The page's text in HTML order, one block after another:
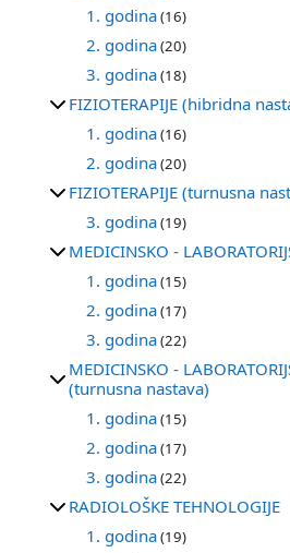
1. godina(16)
2. godina(20)
3. godina(18)
FIZIOTERAPIJE (hibridna
1. godina(16)
2. godina(20)
FIZIOTERAPIJE (turnusna
3. godina(19)
MEDICINSKO -
1. godina(15)
2. godina(17)
3. godina(22)
MEDICINSKO -
(turnusna nastava)
1. godina(15)
2. godina(17)
3. godina(22)
RADIOLOŠKE TEHNOLOGIJE
1. godina(19)